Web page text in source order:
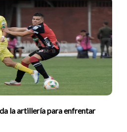
de Jaime Peralta, el DT
en la segunda mitad y
un nuevo delantero al
la artillería para enfrentar